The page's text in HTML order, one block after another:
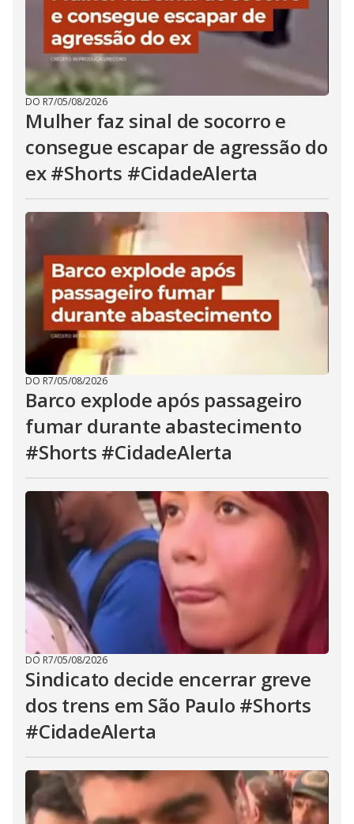
DO R7/05/08/2026
Mulher faz sinal de socorro e
consegue escapar de agressão do
ex #Shorts #CidadeAlerta
DO R7/05/08/2026
Barco explode após passageiro
fumar durante abastecimento
#Shorts #CidadeAlerta
DO R7/05/08/2026
Sindicato decide encerrar greve
dos trens em São Paulo #Shorts
#CidadeAlerta